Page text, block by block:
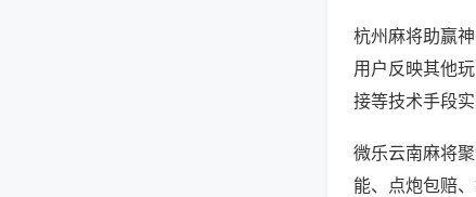
杭州麻将助赢
用户反映其他
接等技术手段实
微乐云南麻将
能、点炮包赔